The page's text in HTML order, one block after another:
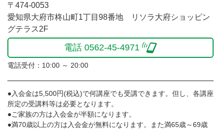
〒474-0053
愛知県大府市柊山町1丁目98番地 リソラ大府ショッピン
グテラス2F
電話 0562-45-4971
電話受付：10:00 ～ 20:00
●入会金は5,500円(税込)で何講座でも受講できます。但し、各講座
所定の受講料等は必要となります。
●ご家族の方は入会金が半額になります。
●満70歳以上の方は入会金が無料になります。また満65歳～69歳